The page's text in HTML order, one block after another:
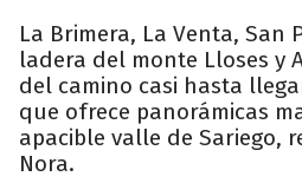
La Brimera, La Venta, San
ladera del monte Lloses y
del camino casi hasta
que ofrece panorámicas
apacible valle de Sariego,
Nora.